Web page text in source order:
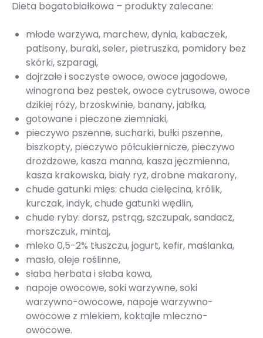
Dieta bogatobiałkowa – produkty zalecane:
młode warzywa, marchew, dynia, kabaczek,
patisony, buraki, seler, pietruszka, pomidory bez
skórki, szparagi,
dojrzałe i soczyste owoce, owoce jagodowe,
winogrona bez pestek, owoce cytrusowe, owoce
dzikiej róży, brzoskwinie, banany, jabłka,
gotowane i pieczone ziemniaki,
pieczywo pszenne, sucharki, bułki pszenne,
biszkopty, pieczywo półcukiernicze, pieczywo
drożdżowe, kasza manna, kasza jęczmienna,
kasza krakowska, biały ryż, drobne makarony,
chude gatunki mięs: chuda cielęcina, królik,
kurczak, indyk, chude gatunki wędlin,
chude ryby: dorsz, pstrąg, szczupak, sandacz,
morszczuk, mintaj,
mleko 0,5-2% tłuszczu, jogurt, kefir, maślanka,
masło, oleje roślinne,
słaba herbata i słaba kawa,
napoje owocowe, soki warzywne, soki
warzywno-owocowe, napoje warzywno-
owocowe z mlekiem, koktajle mleczno-
owocowe.